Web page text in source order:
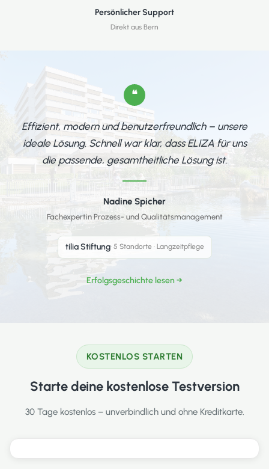
Persönlicher Support
Direkt aus Bern
❝
Effizient, modern und benutzerfreundlich – unsere
ideale Lösung. Schnell war klar, dass ELIZA für uns
die passende, gesamtheitliche Lösung ist.
Nadine Spicher
Fachexpertin Prozess- und Qualitätsmanagement
tilia Stiftung· 5 Standorte · Langzeitpflege
Erfolgsgeschichte lesen →
KOSTENLOS STARTEN
Starte deine kostenlose Testversion
30 Tage kostenlos – unverbindlich und ohne Kreditkarte.